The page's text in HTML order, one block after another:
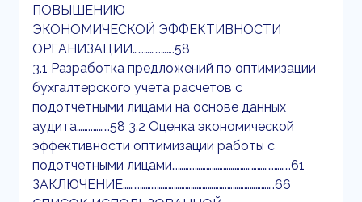
ПОВЫШЕНИЮ
ЭКОНОМИЧЕСКОЙ ЭФФЕКТИВНОСТИ
ОРГАНИЗАЦИИ………………….58
3.1 Разработка предложений по оптимизации
бухгалтерского учета расчетов с
подотчетными лицами на основе данных
аудита……..………58 3.2 Оценка экономической
эффективности оптимизации работы с
подотчетными лицами………………………………………………………61
ЗАКЛЮЧЕНИЕ……………………………………………….…………………….66